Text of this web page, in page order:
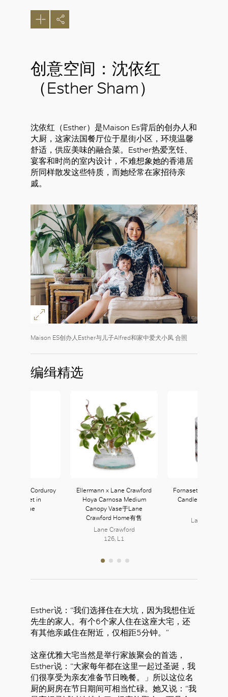
创意空间：沈依红
（Esther Sham）
沈依红（Esther）是Maison Es背后的创办人和
大厨，这家法国餐厅位于星街小区，环境温馨
舒适，供应美味的融合菜。Esther热爱烹饪、
宴客和时尚的室内设计，不难想象她的香港居
所同样散发这些特质，而她经常在家招待亲
戚。
Maison ES创办人Esther与儿子Alfred和家中爱犬小凤 合照
编缉精选
Velvet & Corduroy
Jacket in
Ellermann x Lane Crawford
Hoya Carnosa Medium
Canopy Vase于Lane
Crawford Home有售
Lane Crawford
126, L1
Fornasetti Rossetti
Candle于Lane
Lane
Esther说：“我们选择住在大坑，因为我想住近
先生的家人。有个6个家人住在这座大宅，还
有其他亲戚住在附近，仅相距5分钟。”
这座优雅大宅当然是举行家族聚会的首选，
Esther说：“大家每年都在这里一起过圣诞，我
们很享受为亲友准备节日晚餐。」所以这位名
厨的厨房在节日期间可相当忙碌。她又说：“我